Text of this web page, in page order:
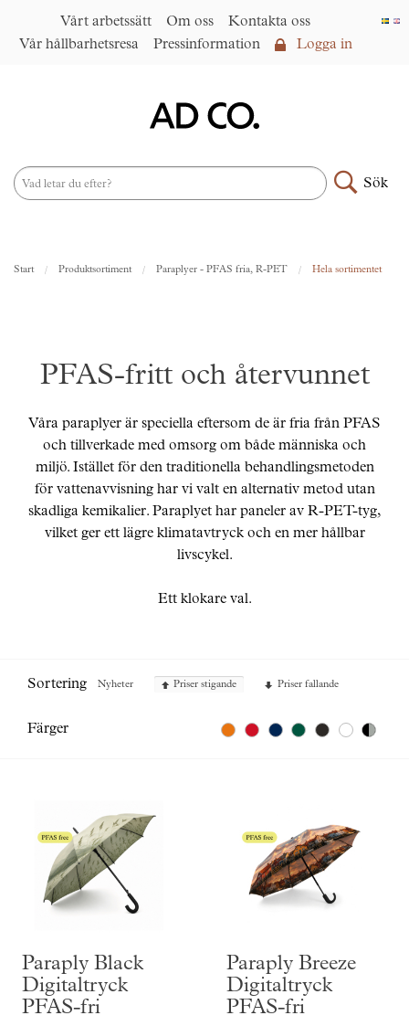
Vårt arbetssätt Om oss
Kontakta oss
Vår hållbarhetsresa
Pressinformation Logga in
Sök
Start Produktsortiment Paraplyer - PFAS fria, R-PET Hela sortimentet
PFAS-fritt och återvunnet
Våra paraplyer är speciella eftersom de är fria från PFAS
och tillverkade med omsorg om både människa och
miljö. Istället för den traditionella behandlingsmetoden
för vattenavvisning har vi valt en alternativ metod utan
skadliga kemikalier. Paraplyet har paneler av R-PET-tyg,
vilket ger ett lägre klimatavtryck och en mer hållbar
livscykel.
Ett klokare val.
Sortering Nyheter Priser stigande Priser fallande
Färger
Paraply Black
Digitaltryck
PFAS-fri
Paraply Breeze
Digitaltryck
PFAS-fri
Om oss
Under samma paraply
Vår hållbarhetsresa
Outlet ►
Pressinformation
Logga in